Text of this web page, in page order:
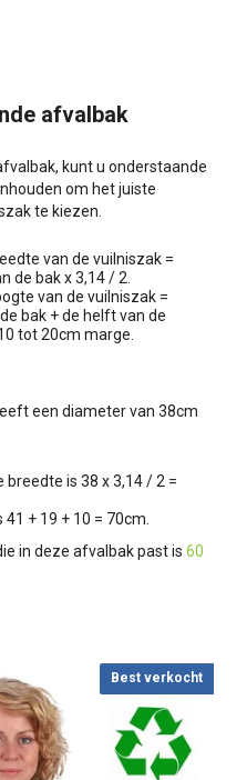
afvalbak
kunt u onderstaande
om het juiste
te kiezen.
van de vuilniszak =
de bak x 3,14 / 2.
van de vuilniszak =
bak + de helft van de
tot 20cm marge.
een diameter van 38cm
breedte is 38 x 3,14 / 2 =
+ 19 + 10 = 70cm.
in deze afvalbak past is 60
Best verkocht